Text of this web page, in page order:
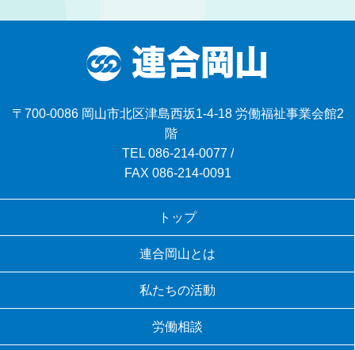
〒700-0086 岡山市北区津島西坂1-4-18 労働福祉事業会館2
階
TEL 086-214-0077 /
FAX 086-214-0091
トップ
連合岡山とは
私たちの活動
労働相談